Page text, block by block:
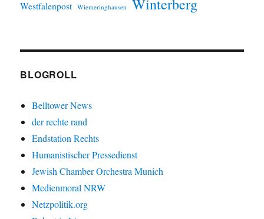
Westfalenpost Wiemeringhausen Winterberg
BLOGROLL
Belltower News
der rechte rand
Endstation Rechts
Humanistischer Pressedienst
Jewish Chamber Orchestra Munich
Medienmoral NRW
Netzpolitik.org